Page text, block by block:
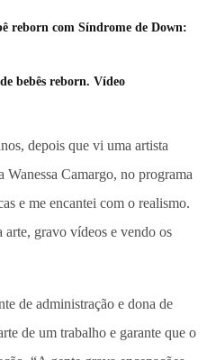
reborn com Síndrome de Down:
bebês reborn. Vídeo
depois que vi uma artista
Wanessa Camargo, no programa
e me encantei com o realismo.
gravo vídeos e vendo os
de administração e dona de
de um trabalho e garante que o